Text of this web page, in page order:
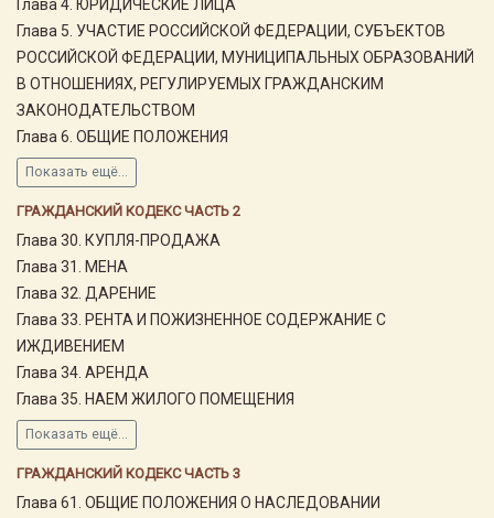
Глава 4. ЮРИДИЧЕСКИЕ ЛИЦА
Глава 5. УЧАСТИЕ РОССИЙСКОЙ ФЕДЕРАЦИИ, СУБЪЕКТОВ
РОССИЙСКОЙ ФЕДЕРАЦИИ, МУНИЦИПАЛЬНЫХ ОБРАЗОВАНИЙ
В ОТНОШЕНИЯХ, РЕГУЛИРУЕМЫХ ГРАЖДАНСКИМ
ЗАКОНОДАТЕЛЬСТВОМ
Глава 6. ОБЩИЕ ПОЛОЖЕНИЯ
Показать ещё...
ГРАЖДАНСКИЙ КОДЕКС ЧАСТЬ 2
Глава 30. КУПЛЯ-ПРОДАЖА
Глава 31. МЕНА
Глава 32. ДАРЕНИЕ
Глава 33. РЕНТА И ПОЖИЗНЕННОЕ СОДЕРЖАНИЕ С
ИЖДИВЕНИЕМ
Глава 34. АРЕНДА
Глава 35. НАЕМ ЖИЛОГО ПОМЕЩЕНИЯ
Показать ещё...
ГРАЖДАНСКИЙ КОДЕКС ЧАСТЬ 3
Глава 61. ОБЩИЕ ПОЛОЖЕНИЯ О НАСЛЕДОВАНИИ